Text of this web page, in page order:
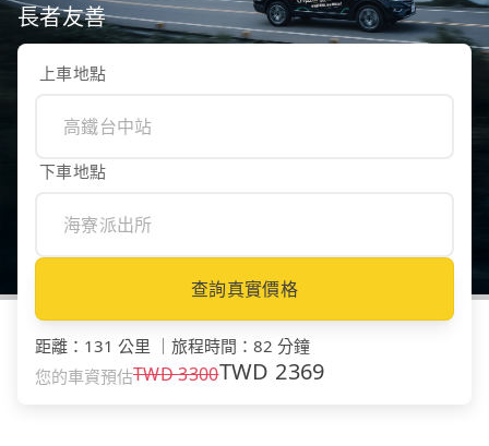
長者友善
上車地點
下車地點
查詢真實價格
距離 ： 131 公里 旅程時間 ： 82 分鐘
您的車資預估TWD3300TWD 2369